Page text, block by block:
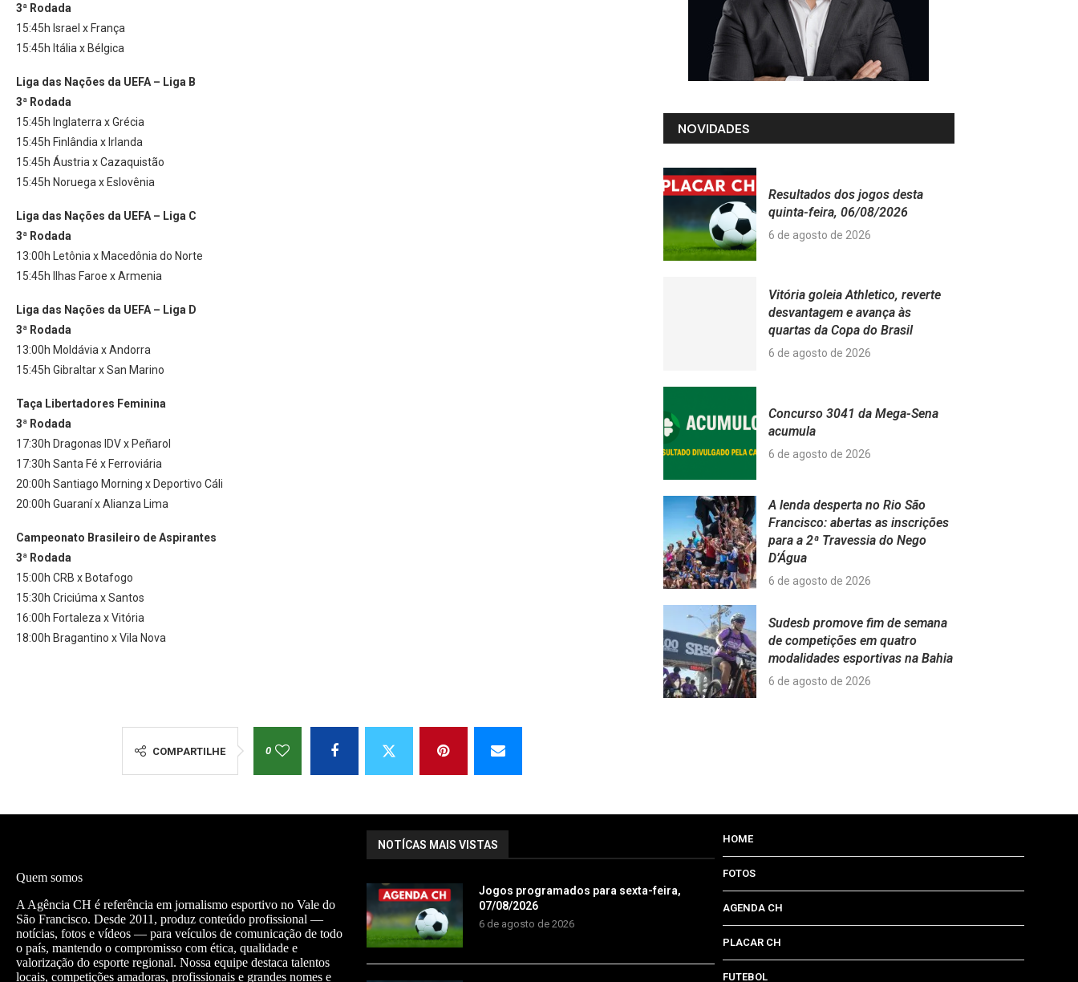
3ª Rodada
15:45h Israel x França
15:45h Itália x Bélgica
Liga das Nações da UEFA – Liga B
3ª Rodada
15:45h Inglaterra x Grécia
15:45h Finlândia x Irlanda
15:45h Áustria x Cazaquistão
15:45h Noruega x Eslovênia
Liga das Nações da UEFA – Liga C
3ª Rodada
13:00h Letônia x Macedônia do Norte
15:45h Ilhas Faroe x Armenia
Liga das Nações da UEFA – Liga D
3ª Rodada
13:00h Moldávia x Andorra
15:45h Gibraltar x San Marino
Taça Libertadores Feminina
3ª Rodada
17:30h Dragonas IDV x Peñarol
17:30h Santa Fé x Ferroviária
20:00h Santiago Morning x Deportivo Cáli
20:00h Guaraní x Alianza Lima
Campeonato Brasileiro de Aspirantes
3ª Rodada
15:00h CRB x Botafogo
15:30h Criciúma x Santos
16:00h Fortaleza x Vitória
18:00h Bragantino x Vila Nova
COMPARTILHE 0
NOVIDADES
Resultados dos jogos desta
quinta-feira, 06/08/2026
6 de agosto de 2026
Vitória goleia Athletico, reverte
desvantagem e avança às
quartas da Copa do Brasil
6 de agosto de 2026
Concurso 3041 da Mega-Sena
acumula
6 de agosto de 2026
A lenda desperta no Rio São
Francisco: abertas as inscrições
para a 2ª Travessia do Nego
D’Água
6 de agosto de 2026
Sudesb promove fim de semana
de competições em quatro
modalidades esportivas na Bahia
6 de agosto de 2026
Quem somos
A Agência CH é referência em jornalismo esportivo no Vale do
São Francisco. Desde 2011, produz conteúdo profissional —
notícias, fotos e vídeos — para veículos de comunicação de todo
o país, mantendo o compromisso com ética, qualidade e
valorização do esporte regional. Nossa equipe destaca talentos
locais, competições amadoras, profissionais e grandes nomes e
NOTÍCAS MAIS VISTAS
Jogos programados para sexta-feira,
07/08/2026
6 de agosto de 2026
HOME
FOTOS
AGENDA CH
PLACAR CH
FUTEBOL